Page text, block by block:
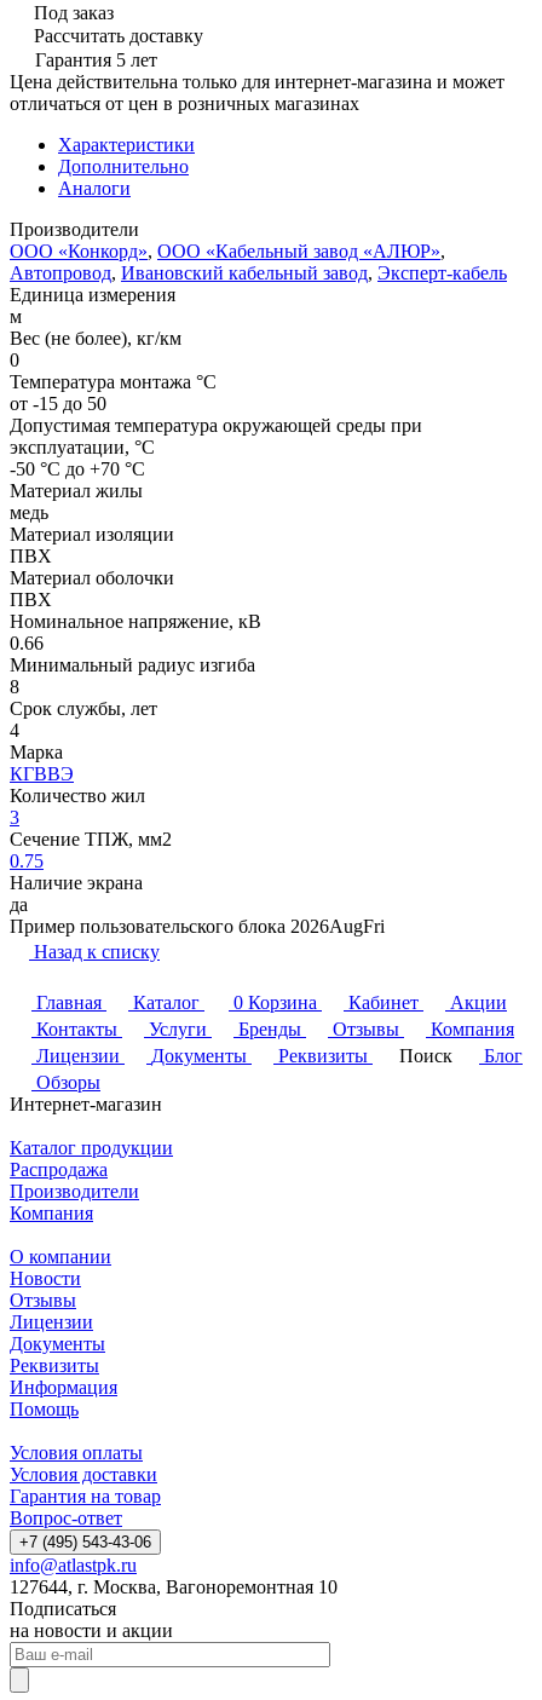
Под заказ
Рассчитать доставку
Гарантия 5 лет
Цена действительна только для интернет-магазина и может
отличаться от цен в розничных магазинах
Характеристики
Дополнительно
Аналоги
Производители
ООО «Конкорд», ООО «Кабельный завод «АЛЮР»,
Автопровод, Ивановский кабельный завод, Эксперт-кабель
Единица измерения
м
Вес (не более), кг/км
0
Температура монтажа °C
от -15 до 50
Допустимая температура окружающей среды при
эксплуатации, °C
-50 °С до +70 °С
Материал жилы
медь
Материал изоляции
ПВХ
Материал оболочки
ПВХ
Номинальное напряжение, кВ
0.66
Минимальный радиус изгиба
8
Срок службы, лет
4
Марка
КГВВЭ
Количество жил
3
Сечение ТПЖ, мм2
0.75
Наличие экрана
да
Пример пользовательского блока 2026AugFri
Назад к списку
Главная Каталог 0 Корзина Кабинет
Акции
Контакты
Услуги Бренды Отзывы
Компания
Лицензии
Документы Реквизиты Поиск
Блог
Обзоры
Интернет-магазин
Каталог продукции
Распродажа
Производители
Компания
О компании
Новости
Отзывы
Лицензии
Документы
Реквизиты
Информация
Помощь
Условия оплаты
Условия доставки
Гарантия на товар
Вопрос-ответ
+7 (495) 543-43-06
info@atlastpk.ru
127644, г. Москва, Вагоноремонтная 10
Подписаться
на новости и акции